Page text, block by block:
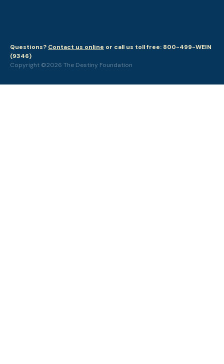
Questions? Contact us online or call us toll free: 800-499-WEIN
(9346)
Copyright ©2026 The Destiny Foundation